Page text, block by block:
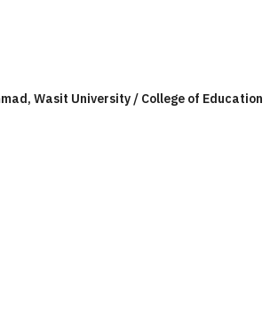
Wasit University / College of Education